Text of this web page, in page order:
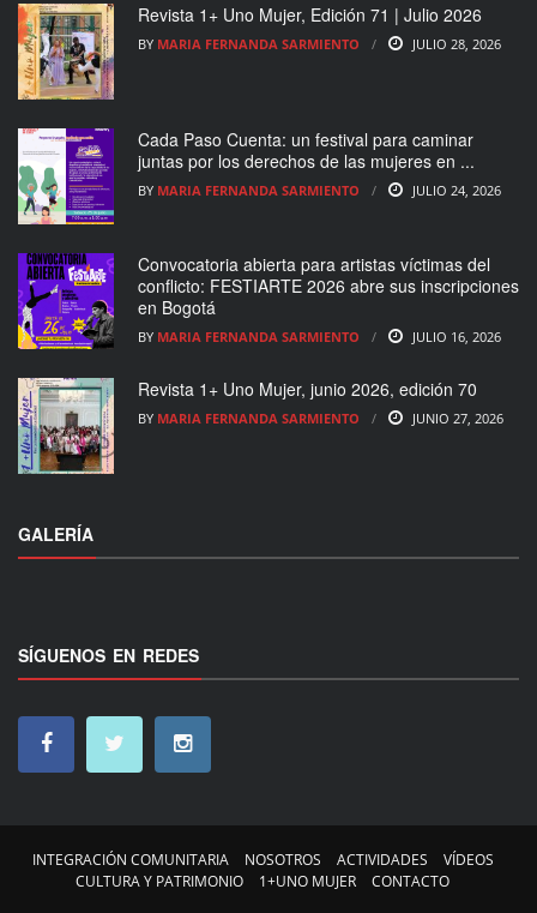
Revista 1+ Uno Mujer, Edición 71 | Julio 2026
BY MARIA FERNANDA SARMIENTO JULIO 28, 2026
Cada Paso Cuenta: un festival para caminar
juntas por los derechos de las mujeres en ...
BY MARIA FERNANDA SARMIENTO JULIO 24, 2026
Convocatoria abierta para artistas víctimas del
conflicto: FESTIARTE 2026 abre sus inscripciones
en Bogotá
BY MARIA FERNANDA SARMIENTO JULIO 16, 2026
Revista 1+ Uno Mujer, junio 2026, edición 70
BY MARIA FERNANDA SARMIENTO JUNIO 27, 2026
GALERÍA
SÍGUENOS EN REDES
INTEGRACIÓN COMUNITARIA NOSOTROS ACTIVIDADES
VÍDEOS
CULTURA Y PATRIMONIO
1+UNO MUJER CONTACTO